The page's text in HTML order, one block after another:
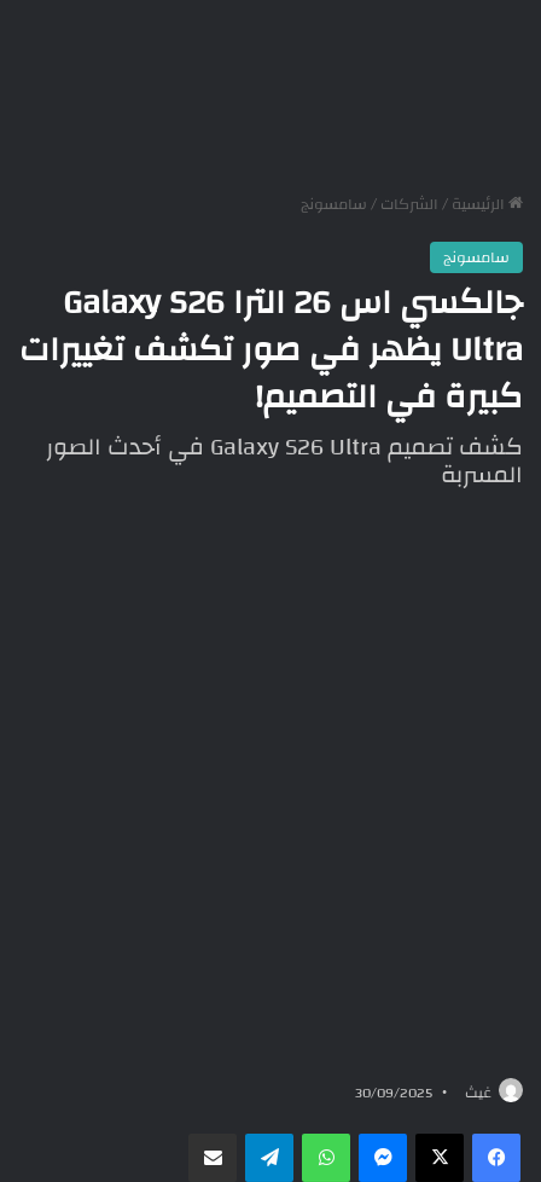
الرئيسية/ الشركات/سامسونج
سامسونج
جالكسي اس 26 الترا Galaxy S26
Ultra يظهر في صور تكشف تغييرات
كبيرة في التصميم!
كشف تصميم Galaxy S26 Ultra في أحدث الصور
المسربة
غيث 30/09/2025
ماسنجر واتسابتيلقرام